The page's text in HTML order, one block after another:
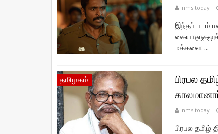
nms today
இந்தப் படம்
மக்களை ...
தமிழகம்
பிரபல
nms today
பிரபல தமிழ்